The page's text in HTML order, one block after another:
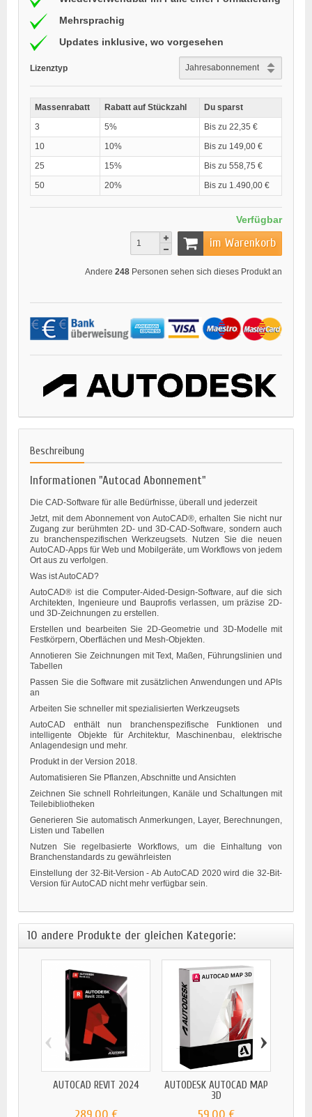
Mehrsprachig
Updates inklusive, wo vorgesehen
Lizenztyp
Massenrabatt Rabatt auf Stückzahl
Du sparst
3
5%
Bis zu 22,35 €
10
10%
Bis zu 149,00 €
25
15%
Bis zu 558,75 €
50
20% Bis zu 1.490,00 €
Verfügbar
im Warenkorb
Andere 248 Personen sehen sich dieses Produkt an
Beschreibung
Informationen "Autocad Abonnement"
Die CAD-Software für alle Bedürfnisse, überall und jederzeit
Jetzt, mit dem Abonnement von AutoCAD®, erhalten Sie nicht nur
Zugang zur berühmten 2D- und 3D-CAD-Software, sondern auch
zu branchenspezifischen Werkzeugsets. Nutzen Sie die neuen
AutoCAD-Apps für Web und Mobilgeräte, um Workflows von jedem
Ort aus zu verfolgen.
Was ist AutoCAD?
AutoCAD® ist die Computer-Aided-Design-Software, auf die sich
Architekten, Ingenieure und Bauprofis verlassen, um präzise 2D-
und 3D-Zeichnungen zu erstellen.
Erstellen und bearbeiten Sie 2D-Geometrie und 3D-Modelle mit
Festkörpern, Oberflächen und Mesh-Objekten.
Annotieren Sie Zeichnungen mit Text, Maßen, Führungslinien und
Tabellen
Passen Sie die Software mit zusätzlichen Anwendungen und APIs
an
Arbeiten Sie schneller mit spezialisierten Werkzeugsets
AutoCAD enthält nun branchenspezifische Funktionen und
intelligente Objekte für Architektur, Maschinenbau, elektrische
Anlagendesign und mehr.
Produkt in der Version 2018.
Automatisieren Sie Pflanzen, Abschnitte und Ansichten
Zeichnen Sie schnell Rohrleitungen, Kanäle und Schaltungen mit
Teilebibliotheken
Generieren Sie automatisch Anmerkungen, Layer, Berechnungen,
Listen und Tabellen
Nutzen Sie regelbasierte Workflows, um die Einhaltung von
Branchenstandards zu gewährleisten
Einstellung der 32-Bit-Version - Ab AutoCAD 2020 wird die 32-Bit-
Version für AutoCAD nicht mehr verfügbar sein.
10 andere Produkte der gleichen Kategorie:
AUTOCAD REVIT 2024
AUTODESK AUTOCAD MAP
3D
‹ ›